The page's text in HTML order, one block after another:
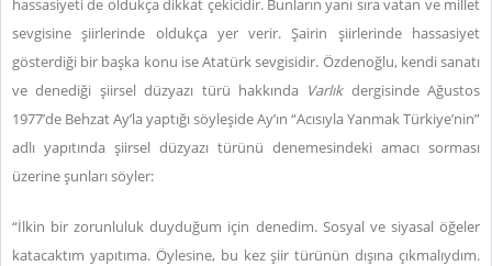
hassasiyeti de oldukça dikkat çekicidir. Bunların yanı sıra vatan ve millet
sevgisine şiirlerinde oldukça yer verir. Şairin şiirlerinde hassasiyet
gösterdiği bir başka konu ise Atatürk sevgisidir. Özdenoğlu, kendi sanatı
ve denediği şiirsel düzyazı türü hakkında Varlıkdergisinde Ağustos
1977’de Behzat Ay’la yaptığı söyleşide Ay’ın “Acısıyla Yanmak Türkiye’nin”
adlı yapıtında şiirsel düzyazı türünü denemesindeki amacı sorması
üzerine şunları söyler:
“İlkin bir zorunluluk duyduğum için denedim. Sosyal ve siyasal öğeler
katacaktım yapıtıma. Öylesine, bu kez şiir türünün dışına çıkmalıydım.